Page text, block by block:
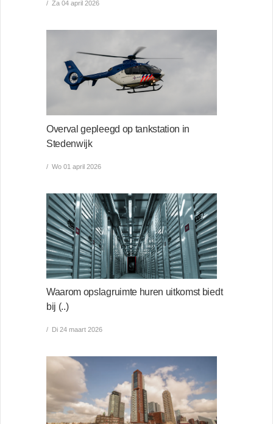
Za 04 april 2026
Overval gepleegd op tankstation in
Stedenwijk
Wo 01 april 2026
Waarom opslagruimte huren uitkomst biedt
bij (..)
Di 24 maart 2026